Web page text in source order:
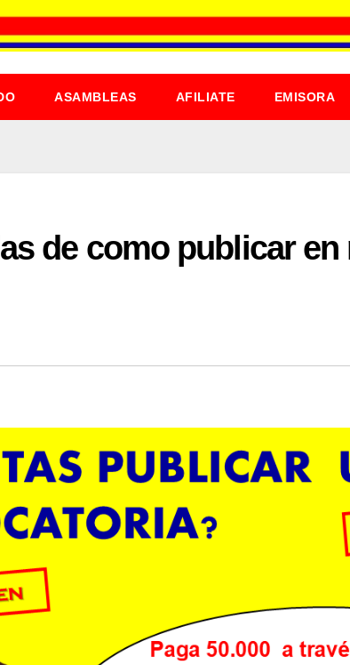
ASAMBLEAS AFILIATE EMISORA
de como publicar en